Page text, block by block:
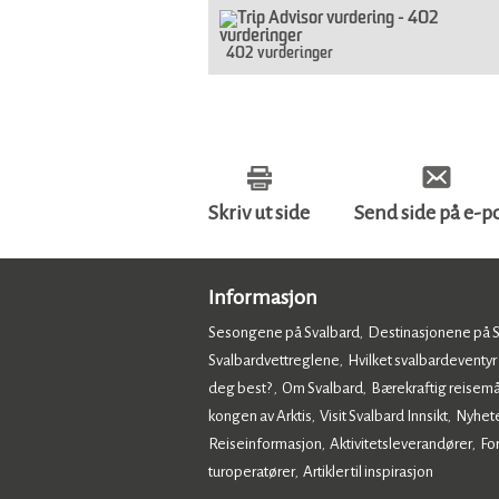
402 vurderinger
Skriv ut side Send side på e-
Informasjon
Sesongene på Svalbard Destinasjonene på
Svalbardvettreglene Hvilket
deg best?
Om Svalbard Bærekraftig
kongen av Arktis Visit Svalbard Innsikt
Reiseinformasjon Aktivitetsleverandører, For
turoperatører, Artikler til inspirasjon